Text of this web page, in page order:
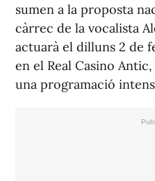
sumen a la proposta
càrrec de la vocalista
actuarà el dilluns 2 de
en el Real Casino
una programació